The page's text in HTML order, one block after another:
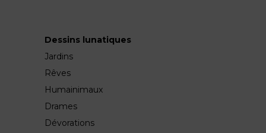
Dessins lunatiques
Jardins
Rêves
Humainimaux
Drames
Dévorations